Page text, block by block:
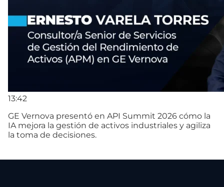
13:42
GE Vernova presentó en API Summit 2026 cómo la
IA mejora la gestión de activos industriales y agiliza
la toma de decisiones.